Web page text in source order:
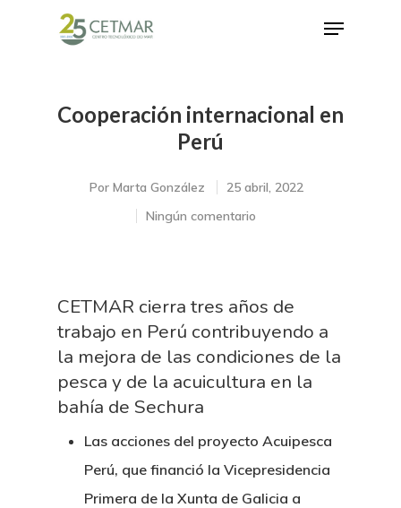
Hit enter to search or ESC to close
Cooperación internacional en
Perú
Por Marta González
25 abril, 2022
Ningún comentario
CETMAR cierra tres años de
trabajo en Perú contribuyendo a
la mejora de las condiciones de la
pesca y de la acuicultura en la
bahía de Sechura
Las acciones del proyecto Acuipesca
Perú, que financió la Vicepresidencia
Primera de la Xunta de Galicia a